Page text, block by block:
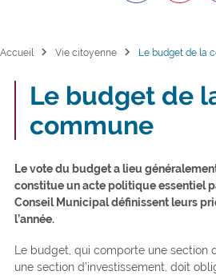
Accueil chevron_right Vie citoyenne chevron_right Le budget de la
Le budget de
commune
Le vote du budget a lieu
constitue un acte politique essentiel
Conseil Municipal définissent leurs
l’année.
Le budget, qui comporte une section
une section d’investissement, doit